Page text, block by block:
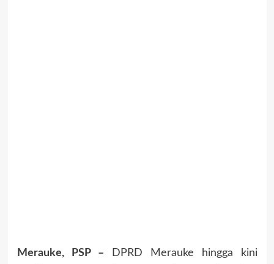
Merauke, PSP – DPRD Merauke hingga kini